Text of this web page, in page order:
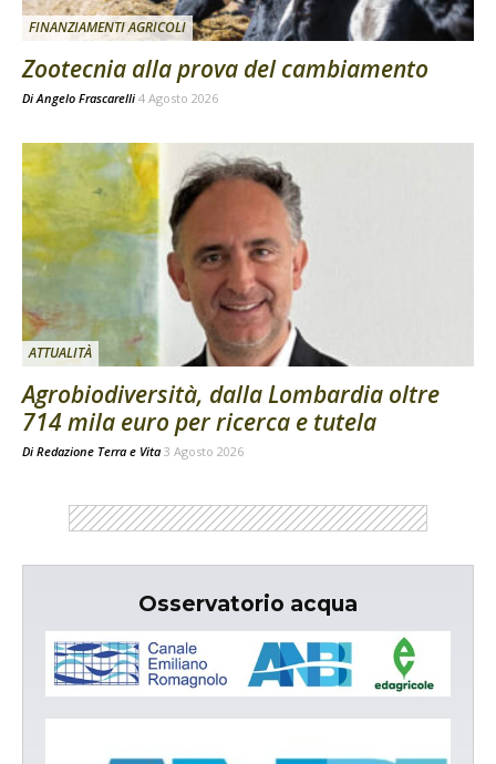
FINANZIAMENTI AGRICOLI
Zootecnia alla prova del cambiamento
DiAngelo Frascarelli 4 Agosto 2026
ATTUALITÀ
Agrobiodiversità, dalla Lombardia oltre
714 mila euro per ricerca e tutela
Di Redazione Terra e Vita 3 Agosto 2026
Osservatorio acqua